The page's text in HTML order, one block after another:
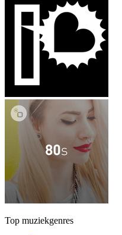
Top muziekgenres